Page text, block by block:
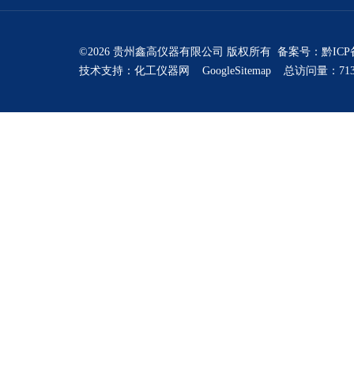
©2026 贵州鑫高仪器有限公司 版权所有 备案号： 黔ICP
技术支持： 化工仪器网 GoogleSitemap 总访问量：